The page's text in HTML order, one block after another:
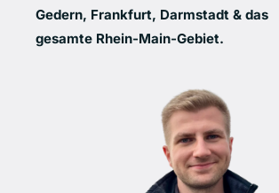
Gedern, Frankfurt, Darmstadt & das
gesamte Rhein-Main-Gebiet.